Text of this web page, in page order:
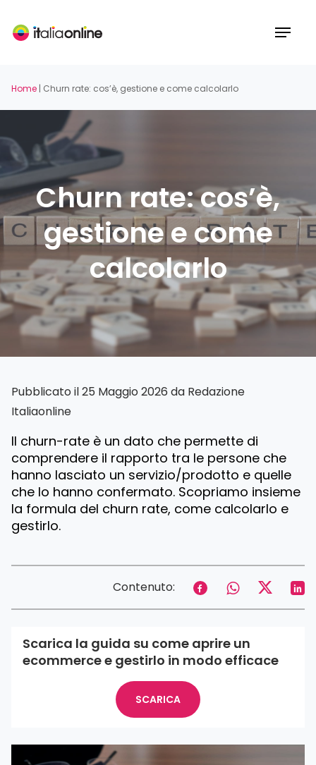
main
Menu
Home | Churn rate: cos’è, gestione e come calcolarlo
Churn rate: cos’è,
gestione e come
calcolarlo
Pubblicato il 25 Maggio 2026 da Redazione
Italiaonline
Il churn-rate è un dato che permette di
comprendere il rapporto tra le persone che
hanno lasciato un servizio/prodotto e quelle
che lo hanno confermato. Scopriamo insieme
la formula del churn rate, come calcolarlo e
gestirlo.
Contenuto:
Scarica la guida su come aprire un
ecommerce e gestirlo in modo efficace
SCARICA